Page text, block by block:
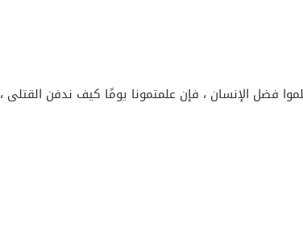
فضل الإنسان ، فإن علمتمونا يومًا كيف ندفن القتلى ،